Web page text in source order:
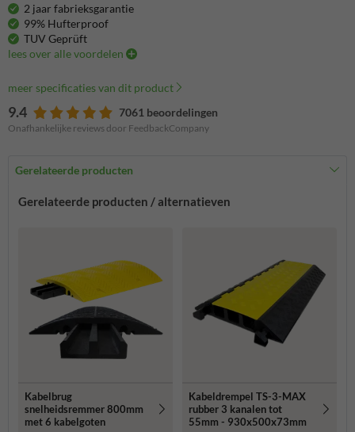
2 jaar fabrieksgarantie
99% Hufterproof
TUV Geprüft
lees over alle voordelen
meer specificaties van dit product
9.4 7061 beoordelingen
Onafhankelijke reviews door FeedbackCompany
Gerelateerde producten
Gerelateerde producten / alternatieven
Kabelbrug
snelheidsremmer 800mm
met 6 kabelgoten
Kabeldrempel TS-3-MAX
rubber 3 kanalen tot
55mm - 930x500x73mm